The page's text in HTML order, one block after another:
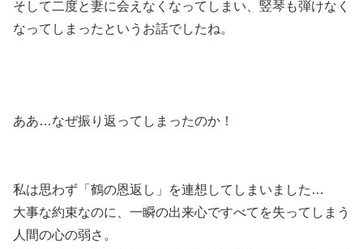
そして二度と妻に会えなくなってしまい、竪琴も弾けなく
なってしまったというお話でしたね。
ああ…なぜ振り返ってしまったのか！
私は思わず「鶴の恩返し」を連想してしまいました…
大事な約束なのに、一瞬の出来心ですべてを失ってしまう
人間の心の弱さ。